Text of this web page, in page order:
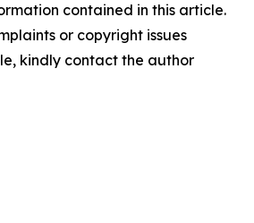
contained in this article.
or copyright issues
kindly contact the author